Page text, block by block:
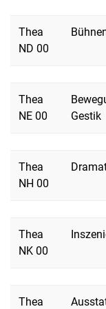
Thea
ND 00
Thea
NE 00
Gestik
Thea
NH 00
Thea
NK 00
Thea